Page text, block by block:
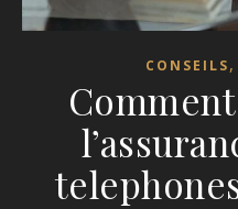
CONSEILS,